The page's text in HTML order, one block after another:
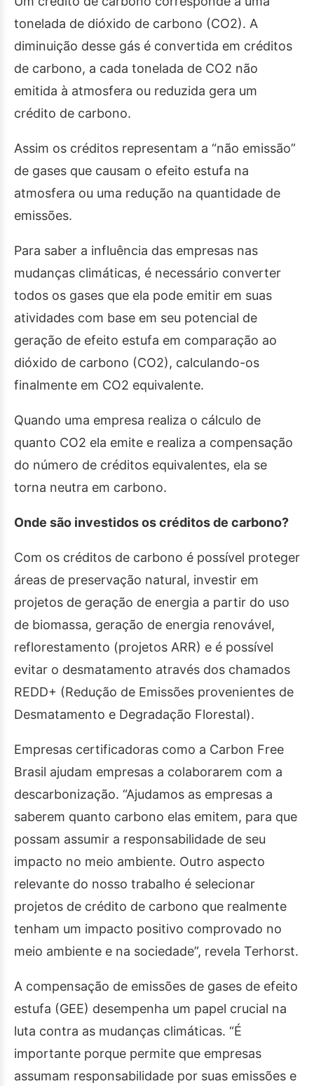
tonelada de dióxido de carbono (CO2). A
diminuição desse gás é convertida em créditos
de carbono, a cada tonelada de CO2 não
emitida à atmosfera ou reduzida gera um
crédito de carbono.
Assim os créditos representam a “não emissão”
de gases que causam o efeito estufa na
atmosfera ou uma redução na quantidade de
emissões.
Para saber a influência das empresas nas
mudanças climáticas, é necessário converter
todos os gases que ela pode emitir em suas
atividades com base em seu potencial de
geração de efeito estufa em comparação ao
dióxido de carbono (CO2), calculando-os
finalmente em CO2 equivalente.
Quando uma empresa realiza o cálculo de
quanto CO2 ela emite e realiza a compensação
do número de créditos equivalentes, ela se
torna neutra em carbono.
Onde são investidos os créditos de carbono?
Com os créditos de carbono é possível proteger
áreas de preservação natural, investir em
projetos de geração de energia a partir do uso
de biomassa, geração de energia renovável,
reflorestamento (projetos ARR) e é possível
evitar o desmatamento através dos chamados
REDD+ (Redução de Emissões provenientes de
Desmatamento e Degradação Florestal).
Empresas certificadoras como a Carbon Free
Brasil ajudam empresas a colaborarem com a
descarbonização. “Ajudamos as empresas a
saberem quanto carbono elas emitem, para que
possam assumir a responsabilidade de seu
impacto no meio ambiente. Outro aspecto
relevante do nosso trabalho é selecionar
projetos de crédito de carbono que realmente
tenham um impacto positivo comprovado no
meio ambiente e na sociedade”, revela Terhorst.
A compensação de emissões de gases de efeito
estufa (GEE) desempenha um papel crucial na
luta contra as mudanças climáticas. “É
importante porque permite que empresas
assumam responsabilidade por suas emissões e